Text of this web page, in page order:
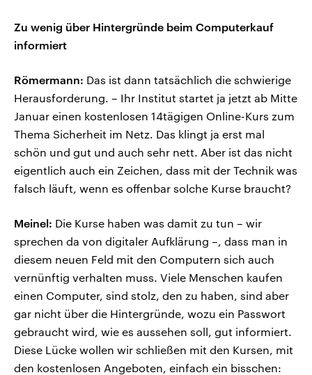
Zu wenig über Hintergründe beim Computerkauf
informiert
Römermann: Das ist dann tatsächlich die schwierige
Herausforderung. – Ihr Institut startet ja jetzt ab Mitte
Januar einen kostenlosen 14tägigen Online-Kurs zum
Thema Sicherheit im Netz. Das klingt ja erst mal
schön und gut und auch sehr nett. Aber ist das nicht
eigentlich auch ein Zeichen, dass mit der Technik was
falsch läuft, wenn es offenbar solche Kurse braucht?
Meinel: Die Kurse haben was damit zu tun – wir
sprechen da von digitaler Aufklärung –, dass man in
diesem neuen Feld mit den Computern sich auch
vernünftig verhalten muss. Viele Menschen kaufen
einen Computer, sind stolz, den zu haben, sind aber
gar nicht über die Hintergründe, wozu ein Passwort
gebraucht wird, wie es aussehen soll, gut informiert.
Diese Lücke wollen wir schließen mit den Kursen, mit
den kostenlosen Angeboten, einfach ein bisschen: